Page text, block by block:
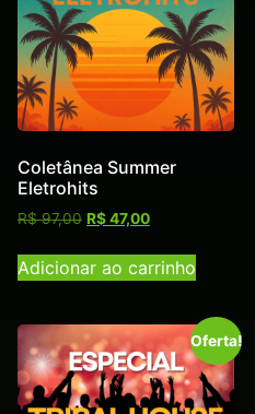
Coletânea Summer
Eletrohits
R$97,00 R$47,00
Adicionar ao carrinho
Oferta!